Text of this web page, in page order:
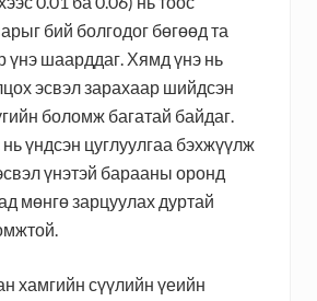
бий болгодог бөгөөд та
үнэ шаарддаг. Хямд үнэ нь
эсвэл зарахаар шийдсэн
боломж багатай байдаг.
үндсэн цуглуулгаа бэхжүүлж
үнэтэй барааны оронд
мөнгө зарцуулах дуртай
хамгийн сүүлийн үеийн